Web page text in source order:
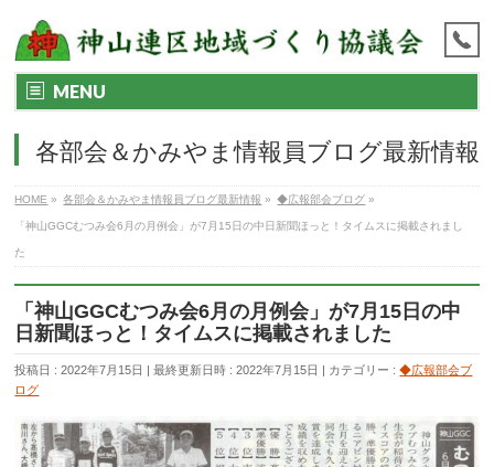
MENU
各部会＆かみやま情報員ブログ最新情報
HOME » 各部会＆かみやま情報員ブログ最新情報 » ◆広報部会ブログ »
「神山GGCむつみ会6月の月例会」が7月15日の中日新聞ほっと！タイムスに掲載されまし
た
「神山GGCむつみ会6月の月例会」が7月15日の中
日新聞ほっと！タイムスに掲載されました
投稿日 : 2022年7月15日 最終更新日時 : 2022年7月15日 カテゴリー :◆広報部会ブ
ログ